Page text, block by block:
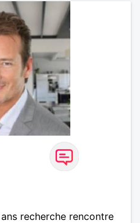
recherche rencontre